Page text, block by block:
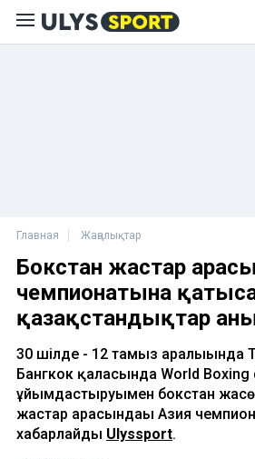
Главная Жаңалықтар
Бокстан жастар
чемпионатына
қазақстандықтар
30 шілде - 12 тамыз аралығында
Бангкок қаласында World
ұйымдастыруымен бокстан
жастар арасындағы Азия
хабарлайды Ulyssport.